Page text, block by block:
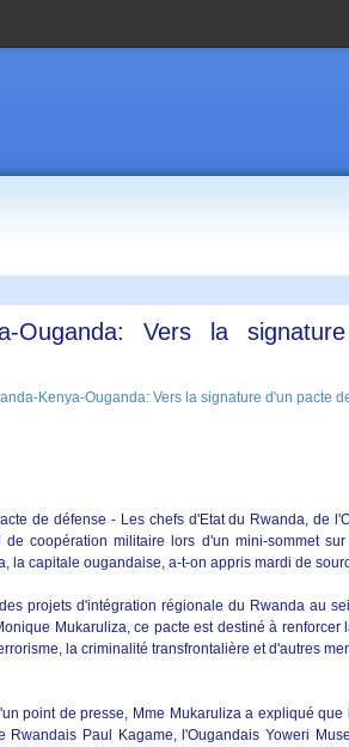
Ouganda: Vers la
de défense - Les chefs d'Etat du Rwanda, de
coopération militaire lors d'un mini-sommet
la capitale ougandaise, a-t-on appris mardi de
projets d'intégration régionale du Rwanda au
Mukaruliza, ce pacte est destiné à renforcer
la criminalité transfrontalière et d'autres
point de presse, Mme Mukaruliza a expliqué que
Rwandais Paul Kagame, l'Ougandais Yoweri